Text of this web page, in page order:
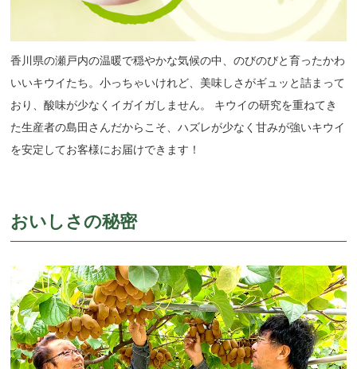
香川県の瀬戸内の温暖で穏やかな気候の中、のびのびと育ったかわ
いいキウイたち。小っちゃいけれど、美味しさがギュッと詰まって
おり、酸味が少なくイガイガしません。 キウイの研究を重ねてき
た生産者の島田さんだからこそ、ハズレが少なく甘みが強いキウイ
を安定してお客様にお届けできます！
おいしさの秘密